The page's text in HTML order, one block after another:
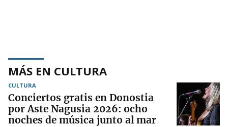
MÁS EN CULTURA
CULTURA
Conciertos gratis en Donostia
por Aste Nagusia 2026: ocho
noches de música junto al mar